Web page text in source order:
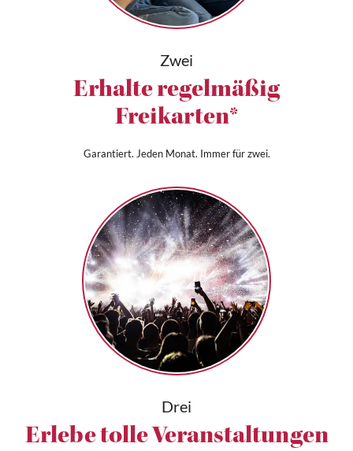
Zwei
Erhalte regelmäßig
Freikarten*
Garantiert. Jeden Monat. Immer für zwei.
Drei
Erlebe tolle Veranstaltungen